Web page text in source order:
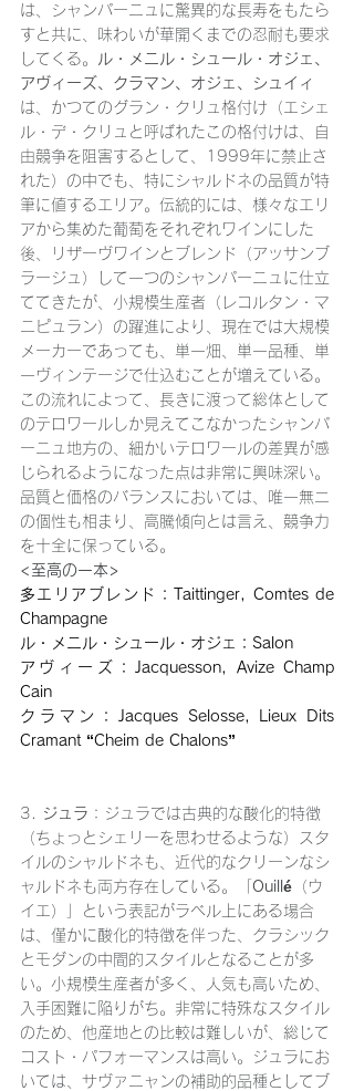
は、シャンパーニュに驚異的な長寿をもたら
すと共に、味わいが華開くまでの忍耐も要求
してくる。
ル・メニル・シュール・オジェ、
アヴィーズ、クラマン、オジェ、シュイィ
は、かつてのグラン・クリュ格付け（エシェ
ル・デ・クリュと呼ばれたこの格付けは、自
由競争を阻害するとして、1999年に禁止さ
れた）の中でも、特にシャルドネの品質が特
筆に値するエリア。伝統的には、様々なエリ
アから集めた葡萄をそれぞれワインにした
後、リザーヴワインとブレンド（アッサンブ
ラージュ）して一つのシャンパーニュに仕立
ててきたが、小規模生産者（レコルタン・マ
ニピュラン）の躍進により、現在では大規模
メーカーであっても、単一畑、単一品種、単
一ヴィンテージで仕込むことが増えている。
この流れによって、長きに渡って総体として
のテロワールしか見えてこなかったシャンパ
ーニュ地方の、細かいテロワールの差異が感
じられるようになった点は非常に興味深い。
品質と価格のバランスにおいては、唯一無二
の個性も相まり、高騰傾向とは言え、競争力
を十全に保っている。
<至高の一本>
多エリアブレンド：Taittinger, Comtes de
Champagne
ル・メニル・シュール・オジェ：Salon
アヴィーズ：Jacquesson, Avize Champ
Cain
クラマン：Jacques Selosse, Lieux Dits
Cramant “Cheim de Chalons”
3. ジュラ ：ジュラでは古典的な酸化的特徴
（ちょっとシェリーを思わせるような）スタ
イルのシャルドネも、近代的なクリーンなシ
ャルドネも両方存在している。「 Ouillé （ウ
イエ）」という表記がラベル上にある場合
は、僅かに酸化的特徴を伴った、クラシック
とモダンの中間的スタイルとなることが多
い。小規模生産者が多く、人気も高いため、
入手困難に陥りがち。非常に特殊なスタイル
のため、他産地との比較は難しいが、総じて
コスト・パフォーマンスは高い。ジュラにお
いては、サヴァニャンの補助的品種としてブ